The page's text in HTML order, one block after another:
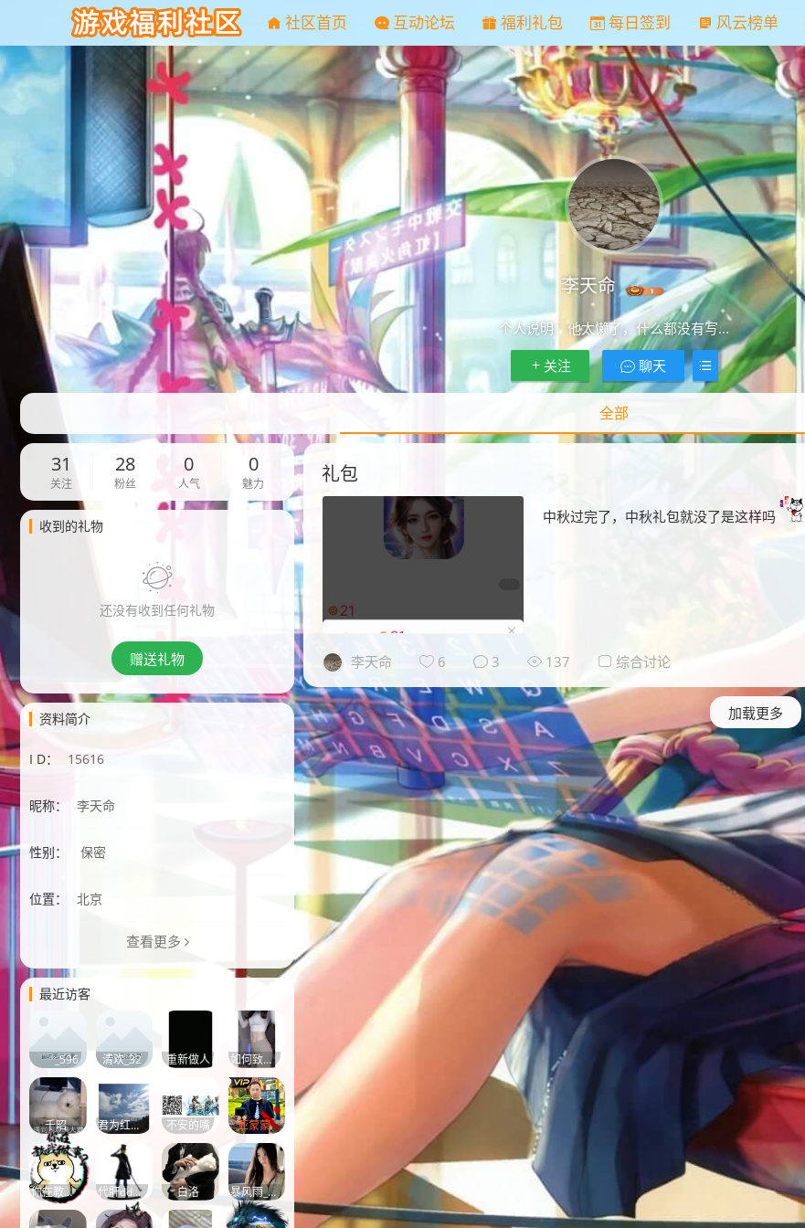
社区首页 互动论坛 福利礼包 每日签到 风云榜单
李天命
个人说明：他太懒了，什么都没有写...
关注 聊天
全部
31
关注
28
粉丝
0
人气
0
魅力
收到的礼物
还没有收到任何礼物
赠送礼物
资料简介
I D： 15616
昵称： 李天命
性别： 保密
位置： 北京
查看更多
最近访客
_596 清欢_32 重新做人 如何致富-小猫
千昭 君为红颜～醉酒千杯 不安的嘴 亚蒙蒙
你在教我做事吗？ 代肝dd180180 白洛 暴风雨_893
礼包
中秋过完了，中秋礼包就没了是这样吗
李天命 6 3 137 综合讨论
加载更多